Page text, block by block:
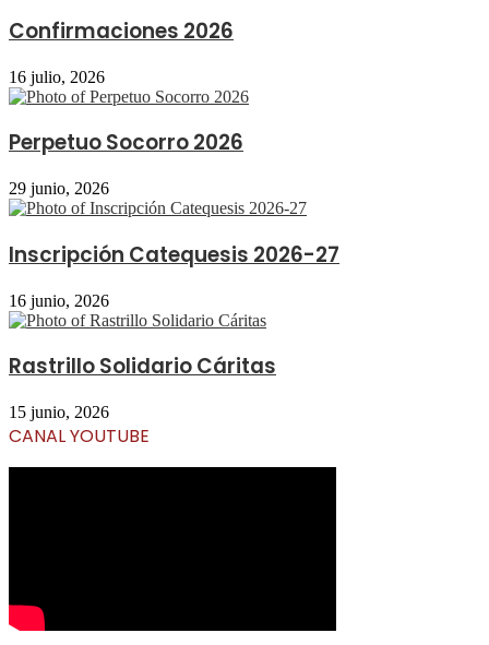
Confirmaciones 2026
16 julio, 2026
Perpetuo Socorro 2026
29 junio, 2026
Inscripción Catequesis 2026-27
16 junio, 2026
Rastrillo Solidario Cáritas
15 junio, 2026
CANAL YOUTUBE